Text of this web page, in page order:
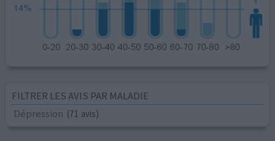
FILTRER LES AVIS PAR MALADIE
Dépression (71 avis)